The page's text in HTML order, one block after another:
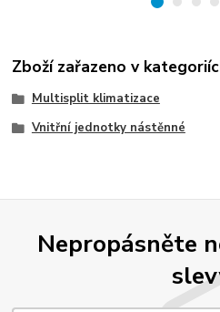
Zboží zařazeno v
Multisplit klimatizace
Vnitřní jednotky nástěnné
Nepropásněte